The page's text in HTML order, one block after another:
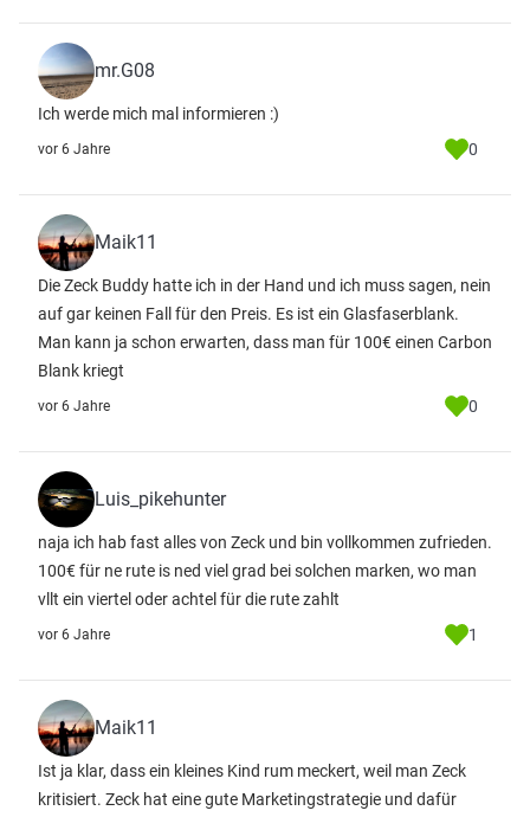
mr.G08
Ich werde mich mal informieren :)
vor 6 Jahre 0
Maik11
Die Zeck Buddy hatte ich in der Hand und ich muss sagen, nein
auf gar keinen Fall für den Preis. Es ist ein Glasfaserblank.
Man kann ja schon erwarten, dass man für 100€ einen Carbon
Blank kriegt
vor 6 Jahre 0
Luis_pikehunter
naja ich hab fast alles von Zeck und bin vollkommen zufrieden.
100€ für ne rute is ned viel grad bei solchen marken, wo man
vllt ein viertel oder achtel für die rute zahlt
vor 6 Jahre 1
Maik11
Ist ja klar, dass ein kleines Kind rum meckert, weil man Zeck
kritisiert. Zeck hat eine gute Marketingstrategie und dafür